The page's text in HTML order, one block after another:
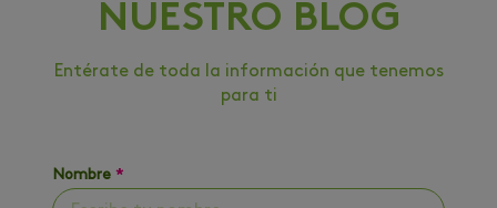
NUESTRO BLOG
Entérate de toda la información que tenemos
para ti
Nombre *